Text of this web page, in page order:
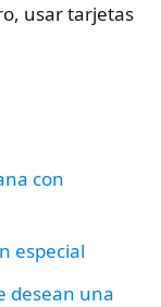
usar tarjetas
con
especial
desean una